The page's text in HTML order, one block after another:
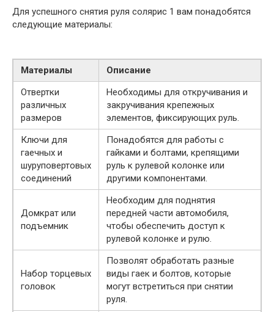
Для успешного снятия руля солярис 1 вам понадобятся
следующие материалы:
Материалы
Описание
Отвертки
различных
размеров
Необходимы для откручивания и
закручивания крепежных
элементов, фиксирующих руль.
Ключи для
гаечных и
шуруповертовых
соединений
Понадобятся для работы с
гайками и болтами, крепящими
руль к рулевой колонке или
другими компонентами.
Домкрат или
подъемник
Необходим для поднятия
передней части автомобиля,
чтобы обеспечить доступ к
рулевой колонке и рулю.
Набор торцевых
головок
Позволят обработать разные
виды гаек и болтов, которые
могут встретиться при снятии
руля.